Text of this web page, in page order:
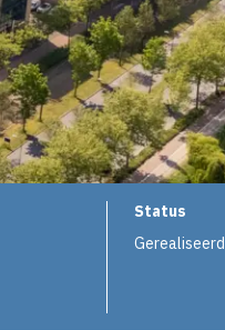
Status
Gerealiseerd